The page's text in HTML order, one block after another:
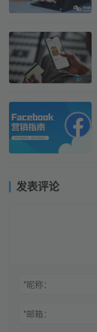
发表评论
*昵称：
*邮箱：